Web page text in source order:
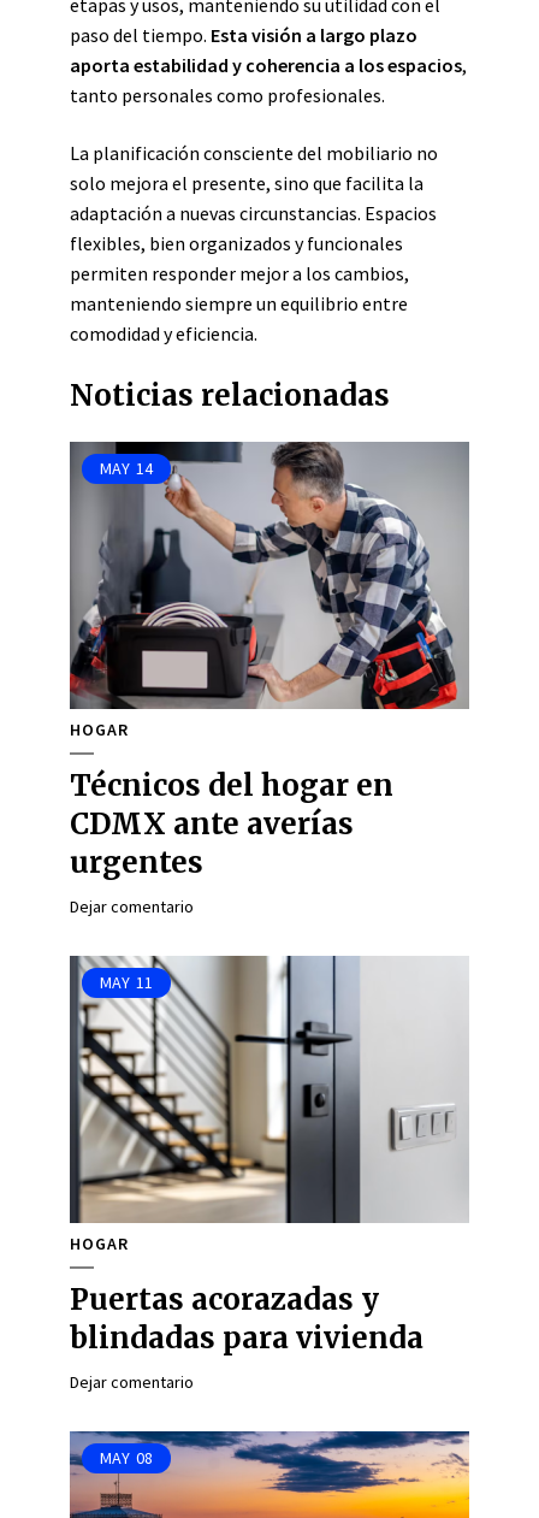
etapas y usos, manteniendo su utilidad con el
paso del tiempo. Esta visión a largo plazo
aporta estabilidad y coherencia a los espacios,
tanto personales como profesionales.
La planificación consciente del mobiliario no
solo mejora el presente, sino que facilita la
adaptación a nuevas circunstancias. Espacios
flexibles, bien organizados y funcionales
permiten responder mejor a los cambios,
manteniendo siempre un equilibrio entre
comodidad y eficiencia.
Noticias relacionadas
MAY 14
HOGAR
Técnicos del hogar en
CDMX ante averías
urgentes
Dejar comentario
MAY 11
HOGAR
Puertas acorazadas y
blindadas para vivienda
Dejar comentario
MAY 08